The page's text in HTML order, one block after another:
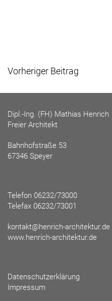
Vorheriger Beitrag
Dipl.-Ing. (FH) Mathias Henrich
Freier Architekt
Bahnhofstraße 53
67346 Speyer
Telefon 06232/73000
Telefax 06232/73001
kontakt@henrich-architektur.de
www.henrich-architektur.de
Datenschutzerklärung
Impressum